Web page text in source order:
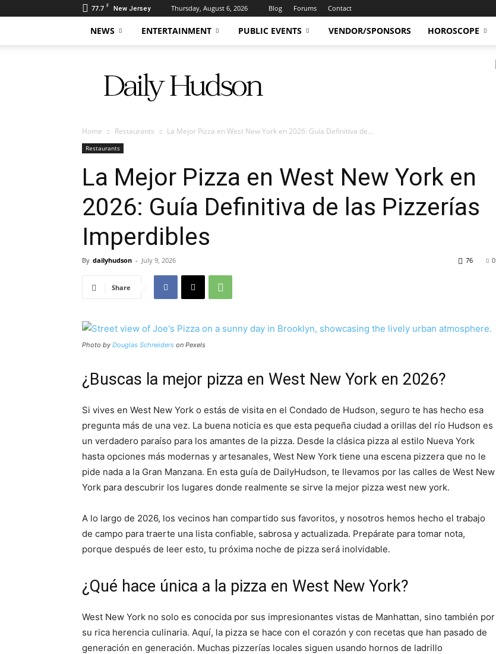
77.7 F New Jersey Thursday, August 6, 2026 Blog Forums Contact
NEWS ENTERTAINMENT PUBLIC EVENTS VENDOR/SPONSORS HOROSCOPE
Hudson
Home Restaurants La Mejor Pizza en West New York en 2026: Guía Definitiva de...
Restaurants
La Mejor Pizza en West New York en
2026: Guía Definitiva de las Pizzerías
Imperdibles
By dailyhudson - July 9, 2026 0
76
Share
Photo by Douglas Schneiders on Pexels
¿Buscas la mejor pizza en West New York en 2026?
Si vives en West New York o estás de visita en el Condado de Hudson, seguro te has hecho esa
pregunta más de una vez. La buena noticia es que esta pequeña ciudad a orillas del río Hudson es
un verdadero paraíso para los amantes de la pizza. Desde la clásica pizza al estilo Nueva York
hasta opciones más modernas y artesanales, West New York tiene una escena pizzera que no le
pide nada a la Gran Manzana. En esta guía de DailyHudson, te llevamos por las calles de West New
York para descubrir los lugares donde realmente se sirve la mejor pizza west new york.
A lo largo de 2026, los vecinos han compartido sus favoritos, y nosotros hemos hecho el trabajo
de campo para traerte una lista confiable, sabrosa y actualizada. Prepárate para tomar nota,
porque después de leer esto, tu próxima noche de pizza será inolvidable.
¿Qué hace única a la pizza en West New York?
West New York no solo es conocida por sus impresionantes vistas de Manhattan, sino también por
su rica herencia culinaria. Aquí, la pizza se hace con el corazón y con recetas que han pasado de
generación en generación. Muchas pizzerías locales siguen usando hornos de ladrillo